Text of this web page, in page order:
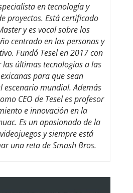
en tecnología y
proyectos. Está certificado
y es vocal sobre los
centrado en las personas y
Fundó Tesel en 2017 con
últimas tecnologías a las
para que sean
escenario mundial. Además
CEO de Tesel es profesor
e innovación en la
Es un apasionado de la
y siempre está
una reta de Smash Bros.